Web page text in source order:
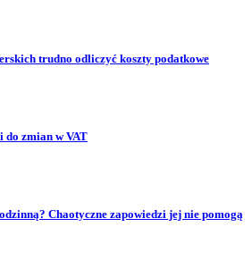
trudno odliczyć koszty podatkowe
do zmian w VAT
Chaotyczne zapowiedzi jej nie pomogą